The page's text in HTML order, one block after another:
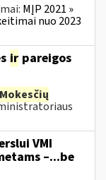
MĮP 2021 »
nuo 2023
ir pareigos
Mokesčių
VMI
–...be